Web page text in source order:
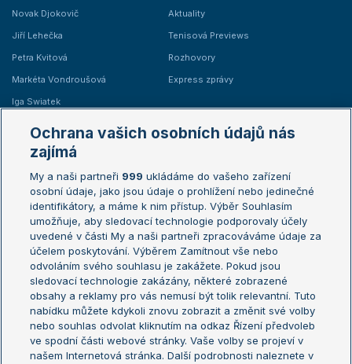
Novak Djokovič
Jiří Lehečka
Petra Kvitová
Markéta Vondroušová
Iga Swiatek
Aktuality
Tenisová Previews
Rozhovory
Express zprávy
Žebříčky
Žebříček ATP (muži)
Žebříček WTA (ženy)
Sázkařský žebříček
Australian Open
French Open
Wimbledon
US Open
Turnaj mistrů
Turnaj mistryň
Aktualní trendy
Fotbalové přestupy
Ochrana vašich osobních údajů nás
zajímá
My a naši partneři 999 ukládáme do vašeho zařízení
osobní údaje, jako jsou údaje o prohlížení nebo jedinečné
identifikátory, a máme k nim přístup. Výběr Souhlasím
umožňuje, aby sledovací technologie podporovaly účely
uvedené v části My a naši partneři zpracováváme údaje za
účelem poskytování. Výběrem Zamítnout vše nebo
odvoláním svého souhlasu je zakážete. Pokud jsou
sledovací technologie zakázány, některé zobrazené
obsahy a reklamy pro vás nemusí být tolik relevantní. Tuto
nabídku můžete kdykoli znovu zobrazit a změnit své volby
nebo souhlas odvolat kliknutím na odkaz Řízení předvoleb
ve spodní části webové stránky. Vaše volby se projeví v
našem Internetová stránka. Další podrobnosti naleznete v